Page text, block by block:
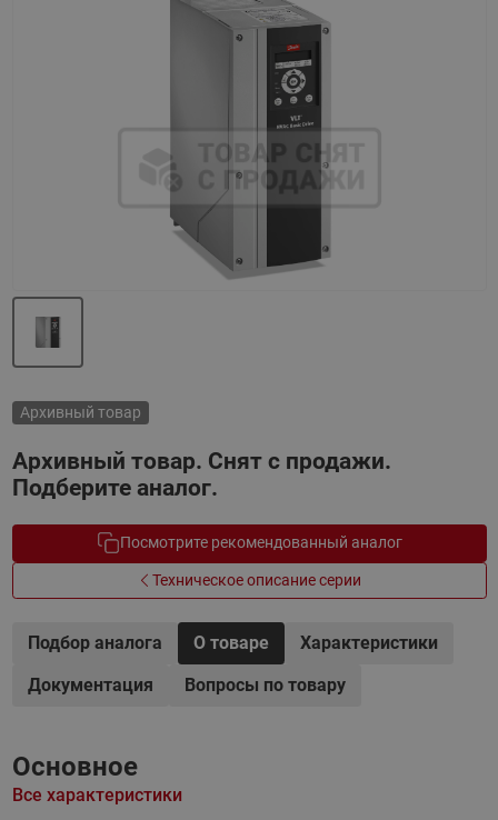
Архивный товар
Архивный товар. Снят с продажи.
Подберите аналог.
Посмотрите рекомендованный аналог
Техническое описание серии
Подбор аналога О товаре
Характеристики
Документация
Вопросы по товару
Основное
Все характеристики